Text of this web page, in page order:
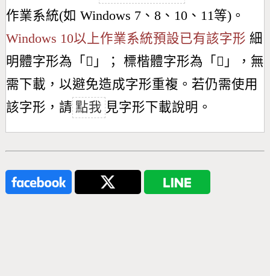
作業系統(如 Windows 7、8、10、11等)。
Windows 10以上作業系統預設已有該字形 細
明體字形為「 𦷢 」； 標楷體字形為「 𦷢 」，無
需下載，以避免造成字形重複。若仍需使用
該字形，請 點我 見字形下載說明。